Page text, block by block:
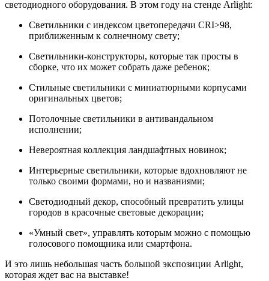
светодиодного оборудования. В этом году на стенде Arlight:
Светильники с индексом цветопередачи CRI>98,
приближенным к солнечному свету;
Светильники-конструкторы, которые так просты в
сборке, что их может собрать даже ребенок;
Стильные светильники с миниатюрными корпусами
оригинальных цветов;
Потолочные светильники в антивандальном
исполнении;
Невероятная коллекция ландшафтных новинок;
Интерьерные светильники, которые вдохновляют не
только своими формами, но и названиями;
Светодиодный декор, способный превратить улицы
городов в красочные световые декорации;
«Умный свет», управлять которым можно с помощью
голосового помощника или смартфона.
И это лишь небольшая часть большой экспозиции Arlight,
которая ждет вас на выставке!